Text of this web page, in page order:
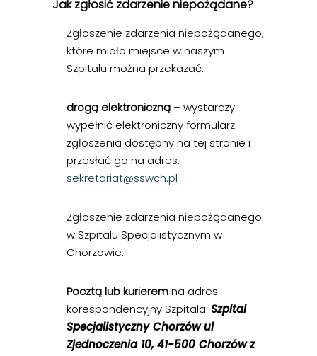
Jak zgłosić zdarzenie niepożądane?
Zgłoszenie zdarzenia niepożądanego,
które miało miejsce w naszym
Szpitalu można przekazać:
drogą elektroniczną – wystarczy
wypełnić elektroniczny formularz
zgłoszenia dostępny na tej stronie i
przesłać go na adres:
sekretariat@sswch.pl
Zgłoszenie zdarzenia niepożądanego
w Szpitalu Specjalistycznym w
Chorzowie:
Pocztą lub kurieremna adres
korespondencyjny Szpitala: Szpital
Specjalistyczny Chorzów ul
Zjednoczenia 10, 41-500 Chorzów z